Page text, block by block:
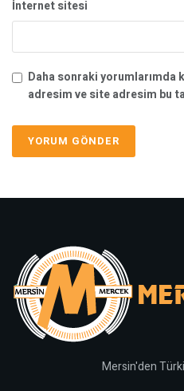
İnternet sitesi
Daha sonraki yorumlarımda
adresim ve site adresim bu
Mersin'den